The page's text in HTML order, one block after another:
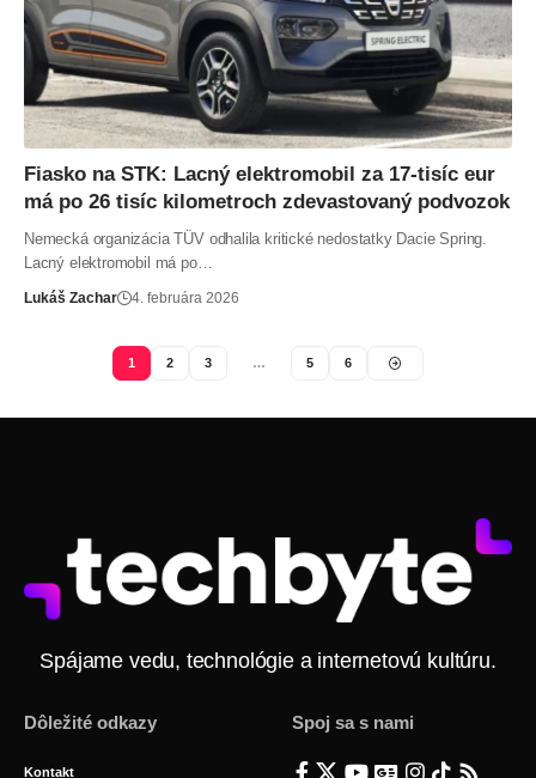
Fiasko na STK: Lacný elektromobil za 17-tisíc eur
má po 26 tisíc kilometroch zdevastovaný podvozok
Nemecká organizácia TÜV odhalila kritické nedostatky Dacie Spring.
Lacný elektromobil má po…
Lukáš Zachar 4. februára 2026
1 2 3 … 5 6
Spájame vedu, technológie a internetovú kultúru.
Dôležité odkazy
Kontakt
Spoj sa s nami